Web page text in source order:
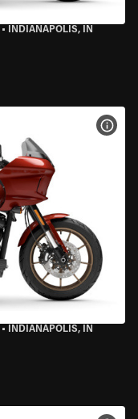
• INDIANAPOLIS, IN
• INDIANAPOLIS, IN
VER